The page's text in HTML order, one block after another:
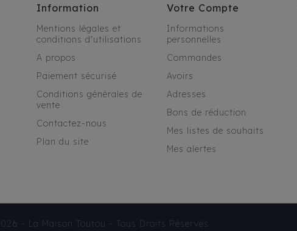
Information
Mentions légales et
conditions d'utilisations
A propos
Paiement sécurisé
Conditions générales de
vente
Contactez-nous
Plan du site
Votre Compte
Informations
personnelles
Commandes
Avoirs
Adresses
Bons de réduction
Mes listes de souhaits
Mes alertes
- La Maison Toutou - Tous Droits Réservés